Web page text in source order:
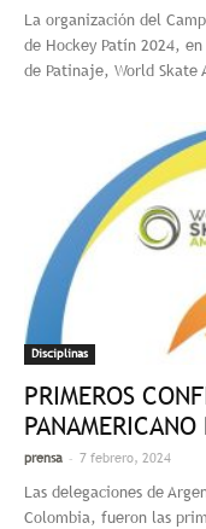
La organización del
de Hockey Patín 2024,
de Patinaje, World Skate
Disciplinas
PRIMEROS
prensa - 7 febrero, 2024
Las delegaciones de
Colombia, fueron las